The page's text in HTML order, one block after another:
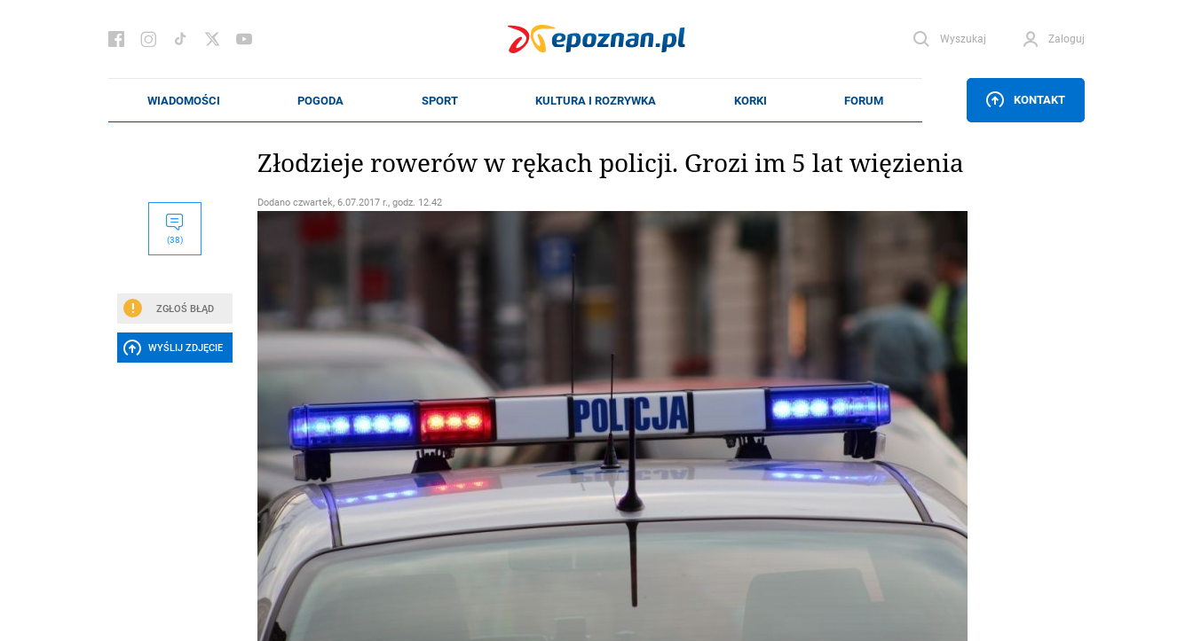
Wyszukaj Zaloguj
KONTAKT
(38)
ZGŁOŚ BŁĄD
WYŚLIJ ZDJĘCIE
Złodzieje rowerów w rękach policji. Grozi im 5 lat więzienia
Dodano czwartek, 6.07.2017 r., godz. 12.42